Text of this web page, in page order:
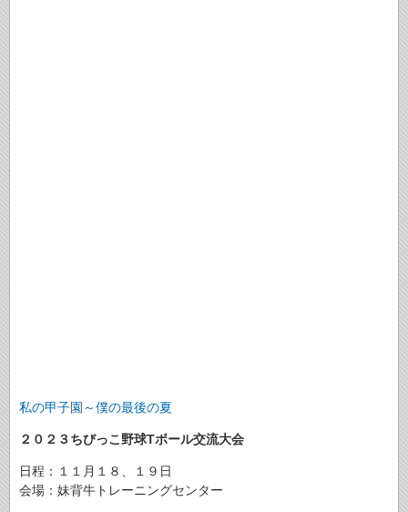
私の甲子園～僕の最後の夏
２０２３ちびっこ野球Tボール交流大会
日程：１１月１８、１９日
会場：妹背牛トレーニングセンター